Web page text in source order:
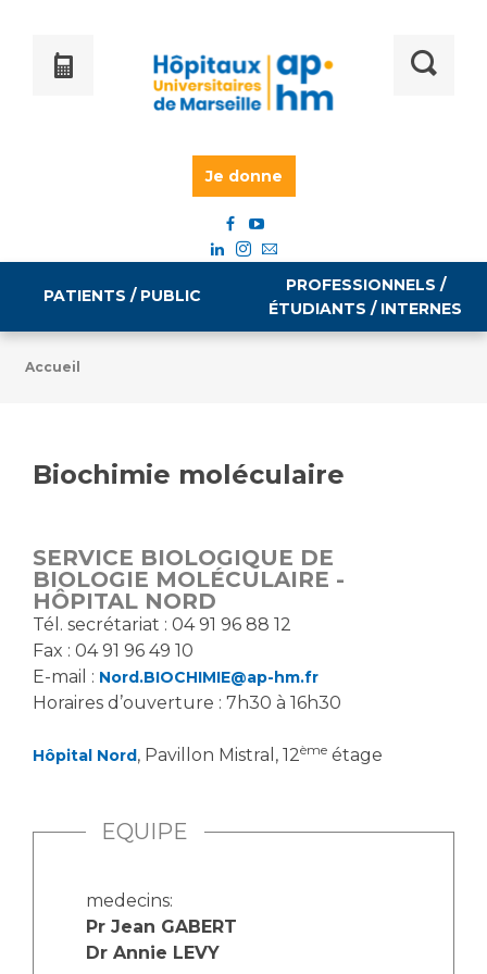
Je donne
PATIENTS / PUBLIC
Tarifs
Vous allez être hospitalisé(e)
Vous avez un examen d'imagerie ou de radiologie
à réaliser
Vous avez une analyse à réaliser
Vous venez en consultation
myaphm, votre espace santé en ligne
Laïcité et cultes
Les associations
Livret d'accueil
PROFESSIONNELS /
ÉTUDIANTS / INTERNES
Emploi / formation
Emplois administratifs
Emplois médicaux
Espace Formation
Étudiants hospitaliers
Emplois techniques et médico-techniques
Emplois socio-éducatifs
Chercheurs
La recherche clinique à l'AP-HM
Accueil
Biochimie moléculaire
SERVICE BIOLOGIQUE DE
BIOLOGIE MOLÉCULAIRE -
HÔPITAL NORD
Tél. secrétariat : 04 91 96 88 12
Fax : 04 91 96 49 10
E-mail : Nord.BIOCHIMIE@ap-hm.fr
Horaires d’ouverture : 7h30 à 16h30
Hôpital Nord, Pavillon Mistral, 12ème étage
EQUIPE
medecins:
Pr Jean GABERT
Dr Annie LEVY